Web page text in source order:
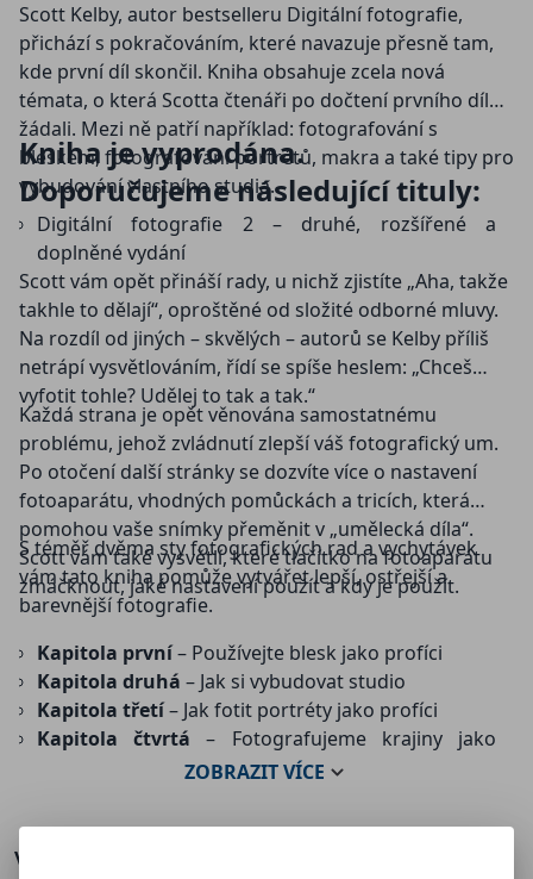
Scott Kelby, autor bestselleru Digitální fotografie,
přichází s pokračováním, které navazuje přesně tam,
kde první díl skončil. Kniha obsahuje zcela nová
témata, o která Scotta čtenáři po dočtení prvního dílu
žádali. Mezi ně patří například: fotografování s
bleskem, fotografování portrétů, makra a také tipy pro
vybudování vlastního studia.
Kniha je vyprodána.
Doporučujeme následující tituly:
Digitální fotografie 2 – druhé, rozšířené a
doplněné vydání
Scott vám opět přináší rady, u nichž zjistíte „Aha, takže
takhle to dělají“, oproštěné od složité odborné mluvy.
Na rozdíl od jiných – skvělých – autorů se Kelby příliš
netrápí vysvětlováním, řídí se spíše heslem: „Chceš
vyfotit tohle? Udělej to tak a tak.“
Každá strana je opět věnována samostatnému
problému, jehož zvládnutí zlepší váš fotografický um.
Po otočení další stránky se dozvíte více o nastavení
fotoaparátu, vhodných pomůckách a tricích, která
pomohou vaše snímky přeměnit v „umělecká díla“.
Scott vám také vysvětlí, které tlačítko na fotoaparátu
zmáčknout, jaké nastavení použít a kdy je použít.
S téměř dvěma sty fotografických rad a vychytávek
vám tato kniha pomůže vytvářet lepší, ostřejší a
barevnější fotografie.
Kapitola první– Používejte blesk jako profíci
Kapitola druhá – Jak si vybudovat studio
Kapitola třetí– Jak fotit portréty jako profíci
Kapitola čtvrtá – Fotografujeme krajiny jako
profíci
ZOBRAZITVÍCE
Více o knize